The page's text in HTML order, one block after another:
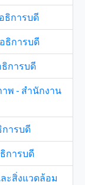
ธิการบดี
ธิการบดี
การบดี
พ - สำนักงาน
การบดี
การบดี
ะสิ่งแวดล้อม